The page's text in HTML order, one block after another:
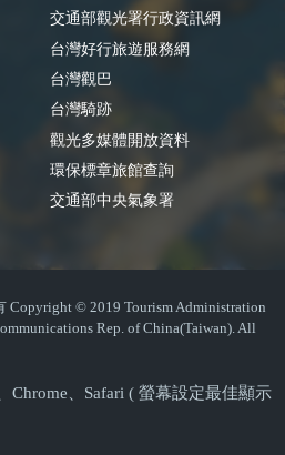
交通部觀光署行政資訊網
台灣好行旅遊服務網
台灣觀巴
台灣騎跡
觀光多媒體開放資料
環保標章旅館查詢
交通部中央氣象署
Copyright © 2019 Tourism Administration
Rep. of China(Taiwan). All
Chrome、Safari ( 螢幕設定最佳顯示